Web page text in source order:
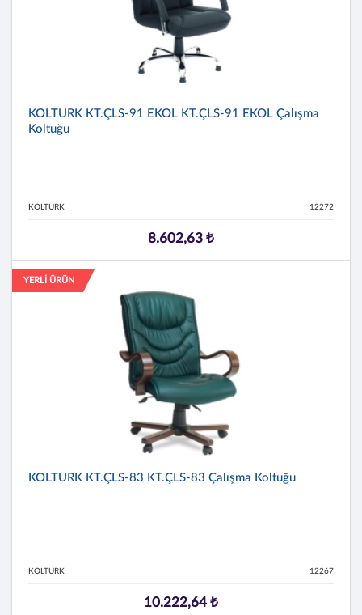
KOLTURK KT.ÇLS-91 EKOL KT.ÇLS-91 EKOL Çalışma
Koltuğu
KOLTURK 12272
8.602,63 ₺
YERLİ ÜRÜN
KOLTURK KT.ÇLS-83 KT.ÇLS-83 Çalışma Koltuğu
KOLTURK 12267
10.222,64 ₺